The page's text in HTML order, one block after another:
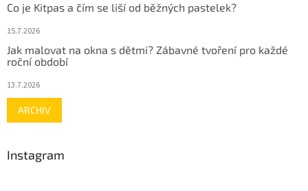
Co je Kitpas a čím se liší od běžných pastelek?
15.7.2026
Jak malovat na okna s dětmi? Zábavné tvoření pro každé
roční období
13.7.2026
ARCHIV
Instagram